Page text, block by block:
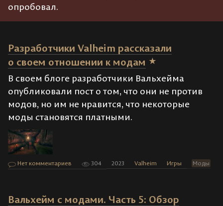
опробовал.
Разработчики Valheim рассказали
о своем отношении к модам
В своем блоге разработчики Вальхейма
опубликовали пост о том, что они не против
модов, но им не нравится, что некоторые
моды становятся платными.
Нет комментариев 304 2023 Valheim Игры Моды
Вальхейм с модами. Часть 5: Обзор